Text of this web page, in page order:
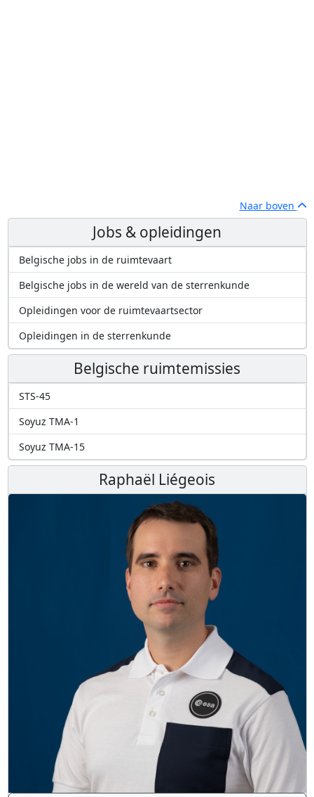
Naar boven
Jobs & opleidingen
Belgische jobs in de ruimtevaart
Belgische jobs in de wereld van de sterrenkunde
Opleidingen voor de ruimtevaartsector
Opleidingen in de sterrenkunde
Belgische ruimtemissies
STS-45
Soyuz TMA-1
Soyuz TMA-15
Raphaël Liégeois